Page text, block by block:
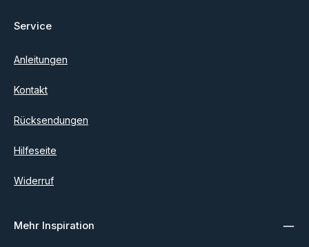
Service
Anleitungen
Kontakt
Rücksendungen
Hilfeseite
Widerruf
Mehr Inspiration